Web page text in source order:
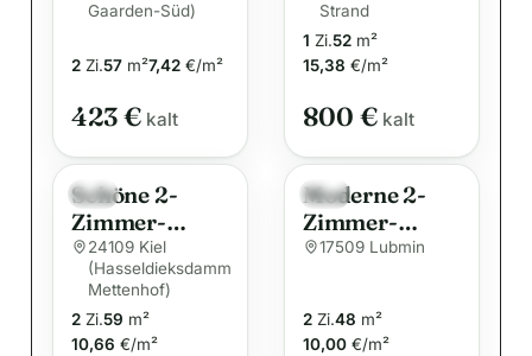
Wohnung in
Gaarden
(WBS
erforderlich)
Gaarden-Süd)
2 Zi.57 m²7,42 €/m²
423 € kalt
vermieten!
Strand
1 Zi.52 m²
15,38 €/m²
800 € kalt
Neu
Schöne 2-
Zimmer-
Wohnung in
Kiel
Mettenhof
24109 Kiel
(Hasseldieksdamm
Mettenhof)
2 Zi.59 m²
10,66 €/m²
Neu
Moderne 2-
Zimmer-
Wohnung am
Gehminuten
17509 Lubmin
2 Zi.48 m²
10,00 €/m²